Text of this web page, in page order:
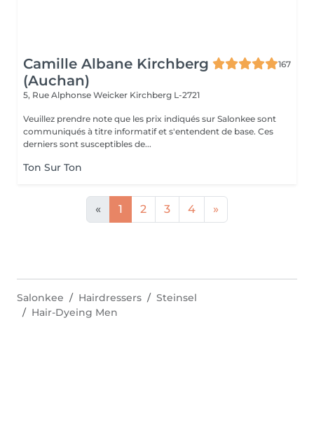
Camille Albane Kirchberg
(Auchan)
167
5, Rue Alphonse Weicker Kirchberg L-2721
Veuillez prendre note que les prix indiqués sur Salonkee sont
communiqués à titre informatif et s'entendent de base. Ces
derniers sont susceptibles de...
Ton Sur Ton
« 1 2 3 4 »
Salonkee Hairdressers
Steinsel
Hair-Dyeing Men